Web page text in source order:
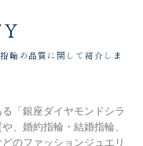
輪の品質に関して紹介しま
「銀座ダイヤモンドシラ
、婚約指輪・結婚指輪、
のファッションジュエリ